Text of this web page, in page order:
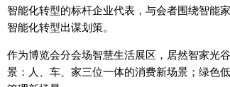
智能化转型的标杆企业代表，与会者围绕智能
智能化转型出谋划策。
作为博览会分会场智慧生活展区，居然智家光
景：人、车、家三位一体的消费新场景；绿色